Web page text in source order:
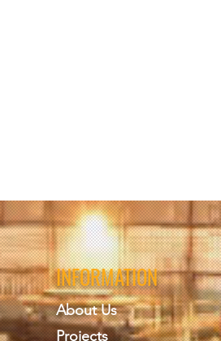
INFORMATION
About Us
Projects